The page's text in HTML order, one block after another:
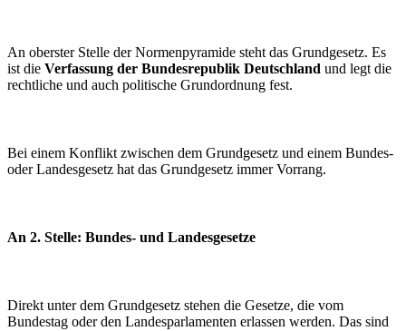
An oberster Stelle der Normenpyramide steht das Grundgesetz. Es
ist die Verfassung der Bundesrepublik Deutschland und legt die
rechtliche und auch politische Grundordnung fest.
Bei einem Konflikt zwischen dem Grundgesetz und einem Bundes-
oder Landesgesetz hat das Grundgesetz immer Vorrang.
An 2. Stelle: Bundes- und Landesgesetze
Direkt unter dem Grundgesetz stehen die Gesetze, die vom
Bundestag oder den Landesparlamenten erlassen werden. Das sind